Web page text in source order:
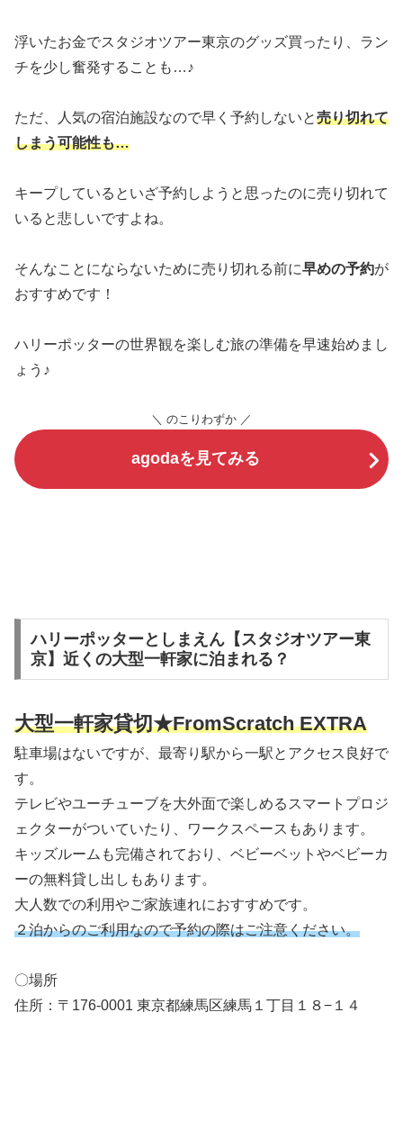
浮いたお金でスタジオツアー東京のグッズ買ったり、ラン
チを少し奮発することも…♪
ただ、人気の宿泊施設なので早く予約しないと売り切れて
しまう可能性も…
キープしているといざ予約しようと思ったのに売り切れて
いると悲しいですよね。
そんなことにならないために売り切れる前に早めの予約が
おすすめです！
ハリーポッターの世界観を楽しむ旅の準備を早速始めまし
ょう♪
＼ のこりわずか ／
agodaを見てみる
ハリーポッターとしまえん【スタジオツアー東
京】近くの大型一軒家に泊まれる？
大型一軒家貸切★FromScratch EXTRA
駐車場はないですが、最寄り駅から一駅とアクセス良好で
す。
テレビやユーチューブを大外面で楽しめるスマートプロジ
ェクターがついていたり、ワークスペースもあります。
キッズルームも完備されており、ベビーベットやベビーカ
ーの無料貸し出しもあります。
大人数での利用やご家族連れにおすすめです。
２泊からのご利用なので予約の際はご注意ください。
〇場所
住所：〒176-0001 東京都練馬区練馬１丁目１８−１４